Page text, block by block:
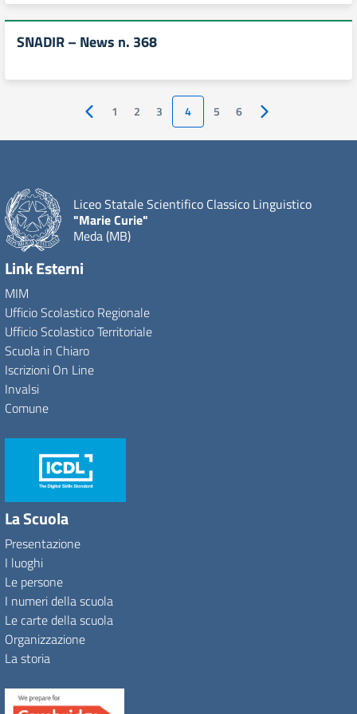
SNADIR – News n. 368
Pagina precedente
1 2 3 4 5 6 Pagina successiva
Liceo Statale Scientifico Classico Linguistico
"Marie Curie"
Meda (MB)
Link Esterni
MIM
Ufficio Scolastico Regionale
Ufficio Scolastico Territoriale
Scuola in Chiaro
Iscrizioni On Line
Invalsi
Comune
La Scuola
Presentazione
I luoghi
Le persone
I numeri della scuola
Le carte della scuola
Organizzazione
La storia